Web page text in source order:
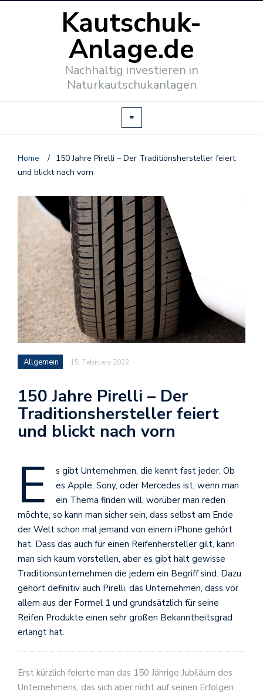
Kautschuk-
Anlage.de
Nachhaltig investieren in
Naturkautschukanlagen
Home / 150 Jahre Pirelli – Der Traditionshersteller feiert
und blickt nach vorn
Allgemein 15. February 2022
150 Jahre Pirelli – Der
Traditionshersteller feiert
und blickt nach vorn
E
s gibt Unternehmen, die kennt fast jeder. Ob
es Apple, Sony, oder Mercedes ist, wenn man
ein Thema finden will, worüber man reden
möchte, so kann man sicher sein, dass selbst am Ende
der Welt schon mal jemand von einem iPhone gehört
hat. Dass das auch für einen Reifenhersteller gilt, kann
man sich kaum vorstellen, aber es gibt halt gewisse
Traditionsunternehmen die jedem ein Begriff sind. Dazu
gehört definitiv auch Pirelli, das Unternehmen, dass vor
allem aus der Formel 1 und grundsätzlich für seine
Reifen Produkte einen sehr großen Bekanntheitsgrad
erlangt hat.
Erst kürzlich feierte man das 150 Jährige Jubiläum des
Unternehmens, das sich aber nicht auf seinen Erfolgen